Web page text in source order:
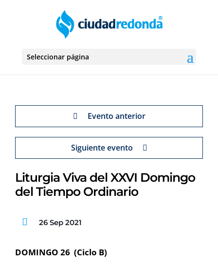
Seleccionar página
Evento anterior
Siguiente evento
Liturgia Viva del XXVI Domingo
del Tiempo Ordinario
26 Sep 2021
DOMINGO 26 (Ciclo B)